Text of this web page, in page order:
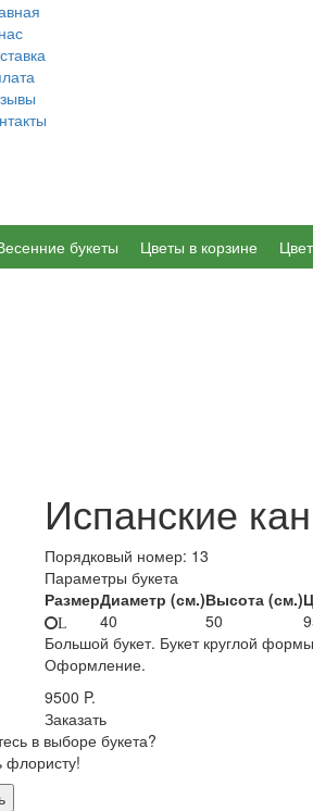
букеты Цветы в корзине
Испанские
Порядковый номер: 13
Параметры букета
РазмерДиаметр (см.)Высота (см.)
L 40 50
Большой букет. Букет круглой
Оформление.
9500 P.
Заказать
в выборе букета?
флористу!